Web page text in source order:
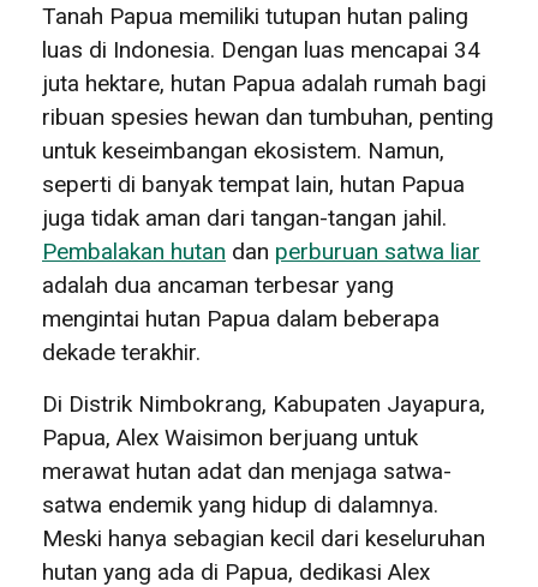
Tanah Papua memiliki tutupan hutan paling
luas di Indonesia. Dengan luas mencapai 34
juta hektare, hutan Papua adalah rumah bagi
ribuan spesies hewan dan tumbuhan, penting
untuk keseimbangan ekosistem. Namun,
seperti di banyak tempat lain, hutan Papua
juga tidak aman dari tangan-tangan jahil.
Pembalakan hutan dan perburuan satwa liar
adalah dua ancaman terbesar yang
mengintai hutan Papua dalam beberapa
dekade terakhir.
Di Distrik Nimbokrang, Kabupaten Jayapura,
Papua, Alex Waisimon berjuang untuk
merawat hutan adat dan menjaga satwa-
satwa endemik yang hidup di dalamnya.
Meski hanya sebagian kecil dari keseluruhan
hutan yang ada di Papua, dedikasi Alex